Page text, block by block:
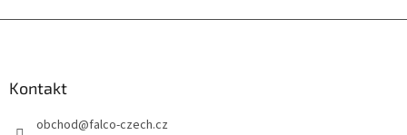
Kontakt
obchod@falco-czech.cz